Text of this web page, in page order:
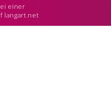
einer
langart.net